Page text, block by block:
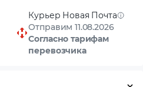
Курьер Новая Почта
Отправим 11.08.2026
Согласно тарифам
перевозчика